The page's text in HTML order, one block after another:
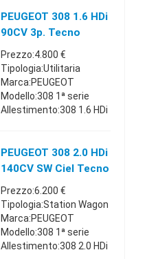
Carburante:Diesel
Cambio:Manuale Anno
Km:170.000 - 179.999 ...
PEUGEOT 308 1.6 HDi
90CV 3p. Tecno
Prezzo:4.800 €
Tipologia:Utilitaria
Marca:PEUGEOT
Modello:308 1ª serie
Allestimento:308 1.6 HDi
Cambio:Manuale Anno
immatricolazione:2008
Classe e ...
PEUGEOT 308 2.0 HDi
140CV SW Ciel Tecno
- KM CER
Prezzo:6.200 €
Tipologia:Station Wagon
Marca:PEUGEOT
Modello:308 1ª serie
Allestimento:308 2.0 HDi